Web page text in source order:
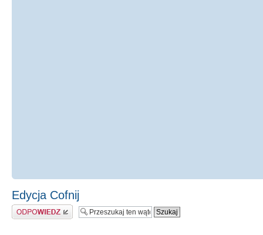
Edycja Cofnij
Odpowiedz